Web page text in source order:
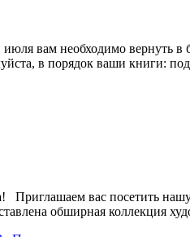
вам необходимо вернуть
в порядок ваши книги:
Приглашаем вас посетить
обширная коллекция